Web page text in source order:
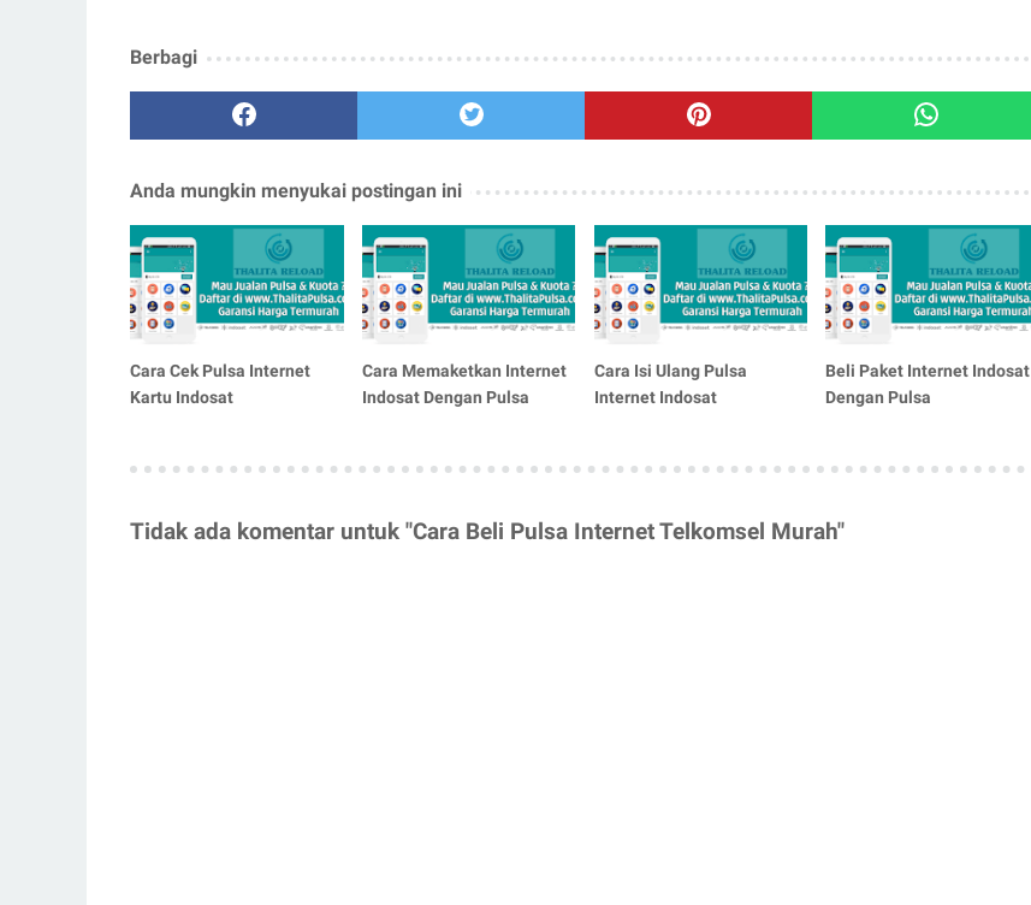
Berbagi
Anda mungkin menyukai postingan ini
Cara Cek Pulsa Internet
Kartu Indosat
Cara Memaketkan Internet
Indosat Dengan Pulsa
Cara Isi Ulang Pulsa
Internet Indosat
Beli Paket Internet Indosat
Dengan Pulsa
Tidak ada komentar untuk "Cara Beli Pulsa Internet Telkomsel Murah"